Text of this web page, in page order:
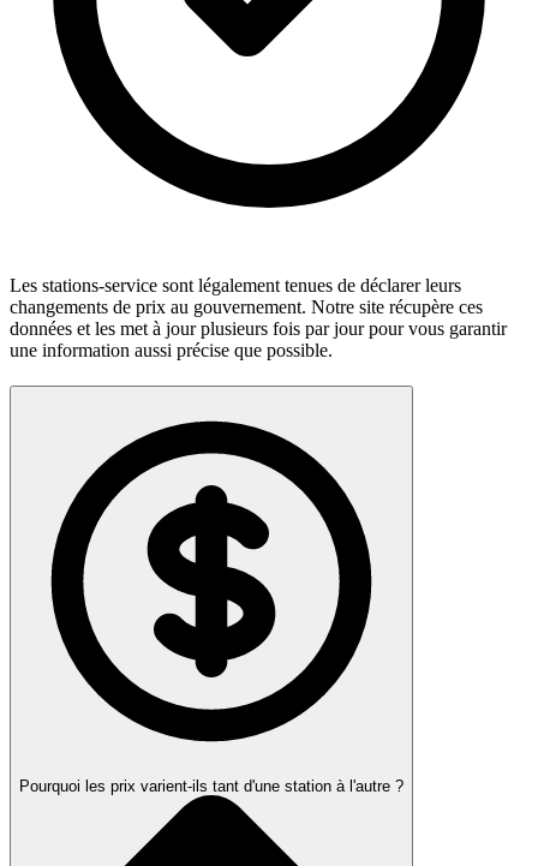
Les stations-service sont légalement tenues de déclarer leurs
changements de prix au gouvernement. Notre site récupère ces
données et les met à jour plusieurs fois par jour pour vous garantir
une information aussi précise que possible.
Pourquoi les prix varient-ils tant d'une station à l'autre ?